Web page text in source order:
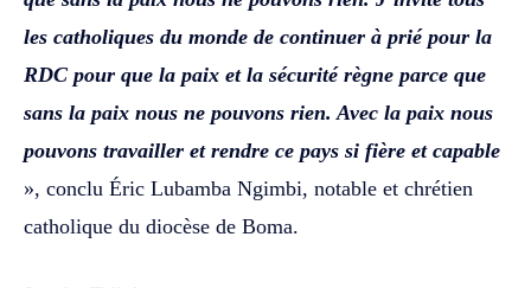
les catholiques du monde de continuer à prié pour la
RDC pour que la paix et la sécurité règne parce que
sans la paix nous ne pouvons rien. Avec la paix nous
pouvons travailler et rendre ce pays si fière et capable
», conclu Éric Lubamba Ngimbi, notable et chrétien
catholique du diocèse de Boma.